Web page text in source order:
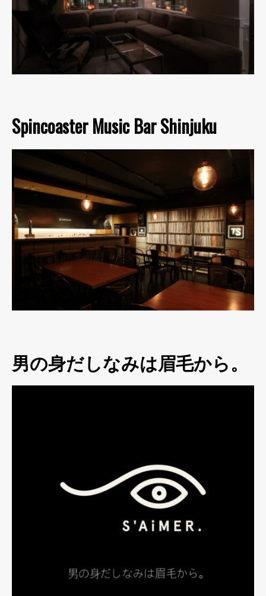
Spincoaster Music Bar Shinjuku
男の身だしなみは眉毛から。